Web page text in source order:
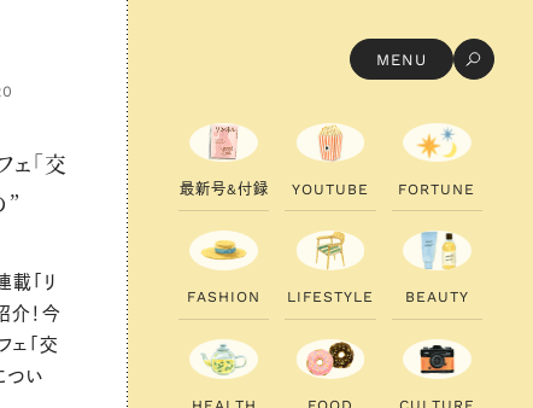
MENU
「交
”
「リ
介！今
ェ「交
つい
最新号&付録 YOUTU B E FORTU N E
FAS H ION LI FESTYLE B EAUTY